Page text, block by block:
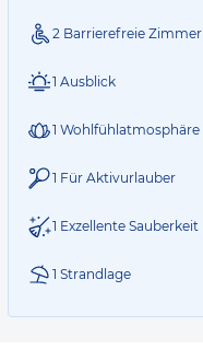
2 Barrierefreie Zimmer
1 Ausblick
1 Wohlfühlatmosphäre
1 Für Aktivurlauber
1 Exzellente Sauberkeit
1 Strandlage